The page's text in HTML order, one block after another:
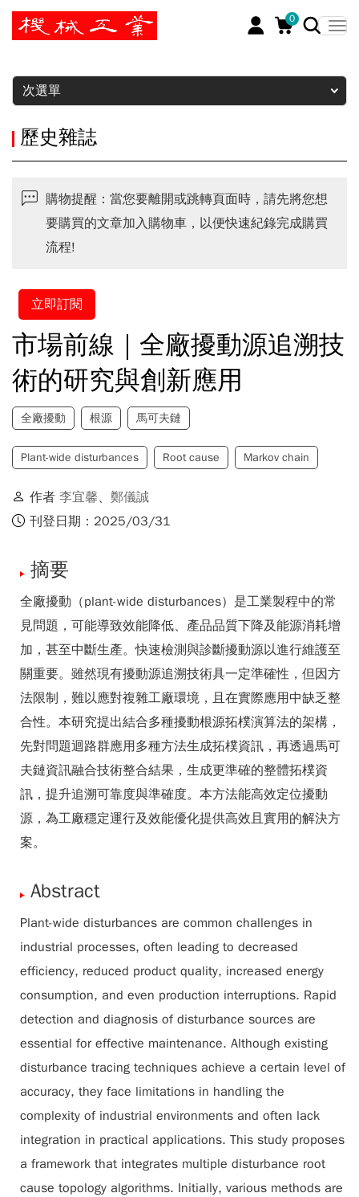
0
暫停
次選單
歷史雜誌
購物提醒：當您要離開或跳轉頁面時，請先將您想
要購買的文章加入購物車，以便快速紀錄完成購買
流程!
立即訂閱
市場前線｜全廠擾動源追溯技
術的研究與創新應用
全廠擾動 根源 馬可夫鏈
Plant-wide disturbances Root cause Markov chain
作者 李宜馨、 鄭儀誠
刊登日期：2025/03/31
摘要
全廠擾動（plant-wide disturbances）是工業製程中的常
見問題，可能導致效能降低、產品品質下降及能源消耗增
加，甚至中斷生產。快速檢測與診斷擾動源以進行維護至
關重要。雖然現有擾動源追溯技術具一定準確性，但因方
法限制，難以應對複雜工廠環境，且在實際應用中缺乏整
合性。本研究提出結合多種擾動根源拓樸演算法的架構，
先對問題迴路群應用多種方法生成拓樸資訊，再透過馬可
夫鏈資訊融合技術整合結果，生成更準確的整體拓樸資
訊，提升追溯可靠度與準確度。本方法能高效定位擾動
源，為工廠穩定運行及效能優化提供高效且實用的解決方
案。
Abstract
Plant-wide disturbances are common challenges in
industrial processes, often leading to decreased
efficiency, reduced product quality, increased energy
consumption, and even production interruptions. Rapid
detection and diagnosis of disturbance sources are
essential for effective maintenance. Although existing
disturbance tracing techniques achieve a certain level of
accuracy, they face limitations in handling the
complexity of industrial environments and often lack
integration in practical applications. This study proposes
a framework that integrates multiple disturbance root
cause topology algorithms. Initially, various methods are